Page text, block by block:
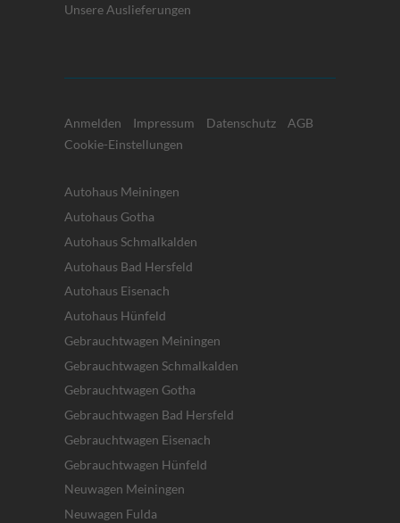
Unsere Auslieferungen
Anmelden Impressum Datenschutz
AGB
Cookie-Einstellungen
Autohaus Meiningen
Autohaus Gotha
Autohaus Schmalkalden
Autohaus Bad Hersfeld
Autohaus Eisenach
Autohaus Hünfeld
Gebrauchtwagen Meiningen
Gebrauchtwagen Schmalkalden
Gebrauchtwagen Gotha
Gebrauchtwagen Bad Hersfeld
Gebrauchtwagen Eisenach
Gebrauchtwagen Hünfeld
Neuwagen Meiningen
Neuwagen Fulda